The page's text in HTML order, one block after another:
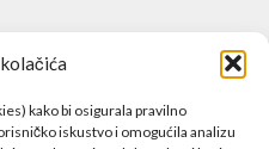
kako bi osigurala pravilno
iskustvo i omogućila analizu